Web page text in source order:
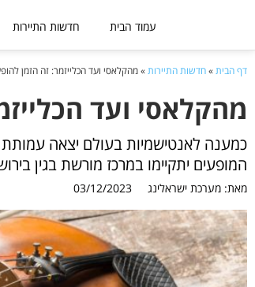
עמוד הבית חדשות התיירות
דף הבית»חדשות התיירות»מהקלאסי ועד הכלייזמר: זה הזמן
מהקלאסי ועד
כמענה לאנטישמיות בעולם יצאה עמותת
המופעים יתקיימו במרכז מורשת בגין
מאת: מערכת ישראלינג 03/12/2023